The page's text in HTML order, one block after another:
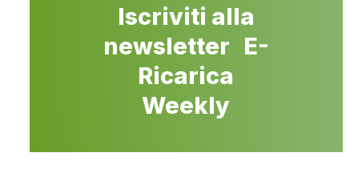
Iscriviti alla
newsletter E-
Ricarica
Weekly